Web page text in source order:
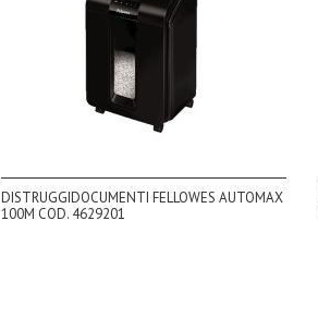
DISTRUGGIDOCUMENTI FELLOWES AUTOMAX
100M COD. 4629201